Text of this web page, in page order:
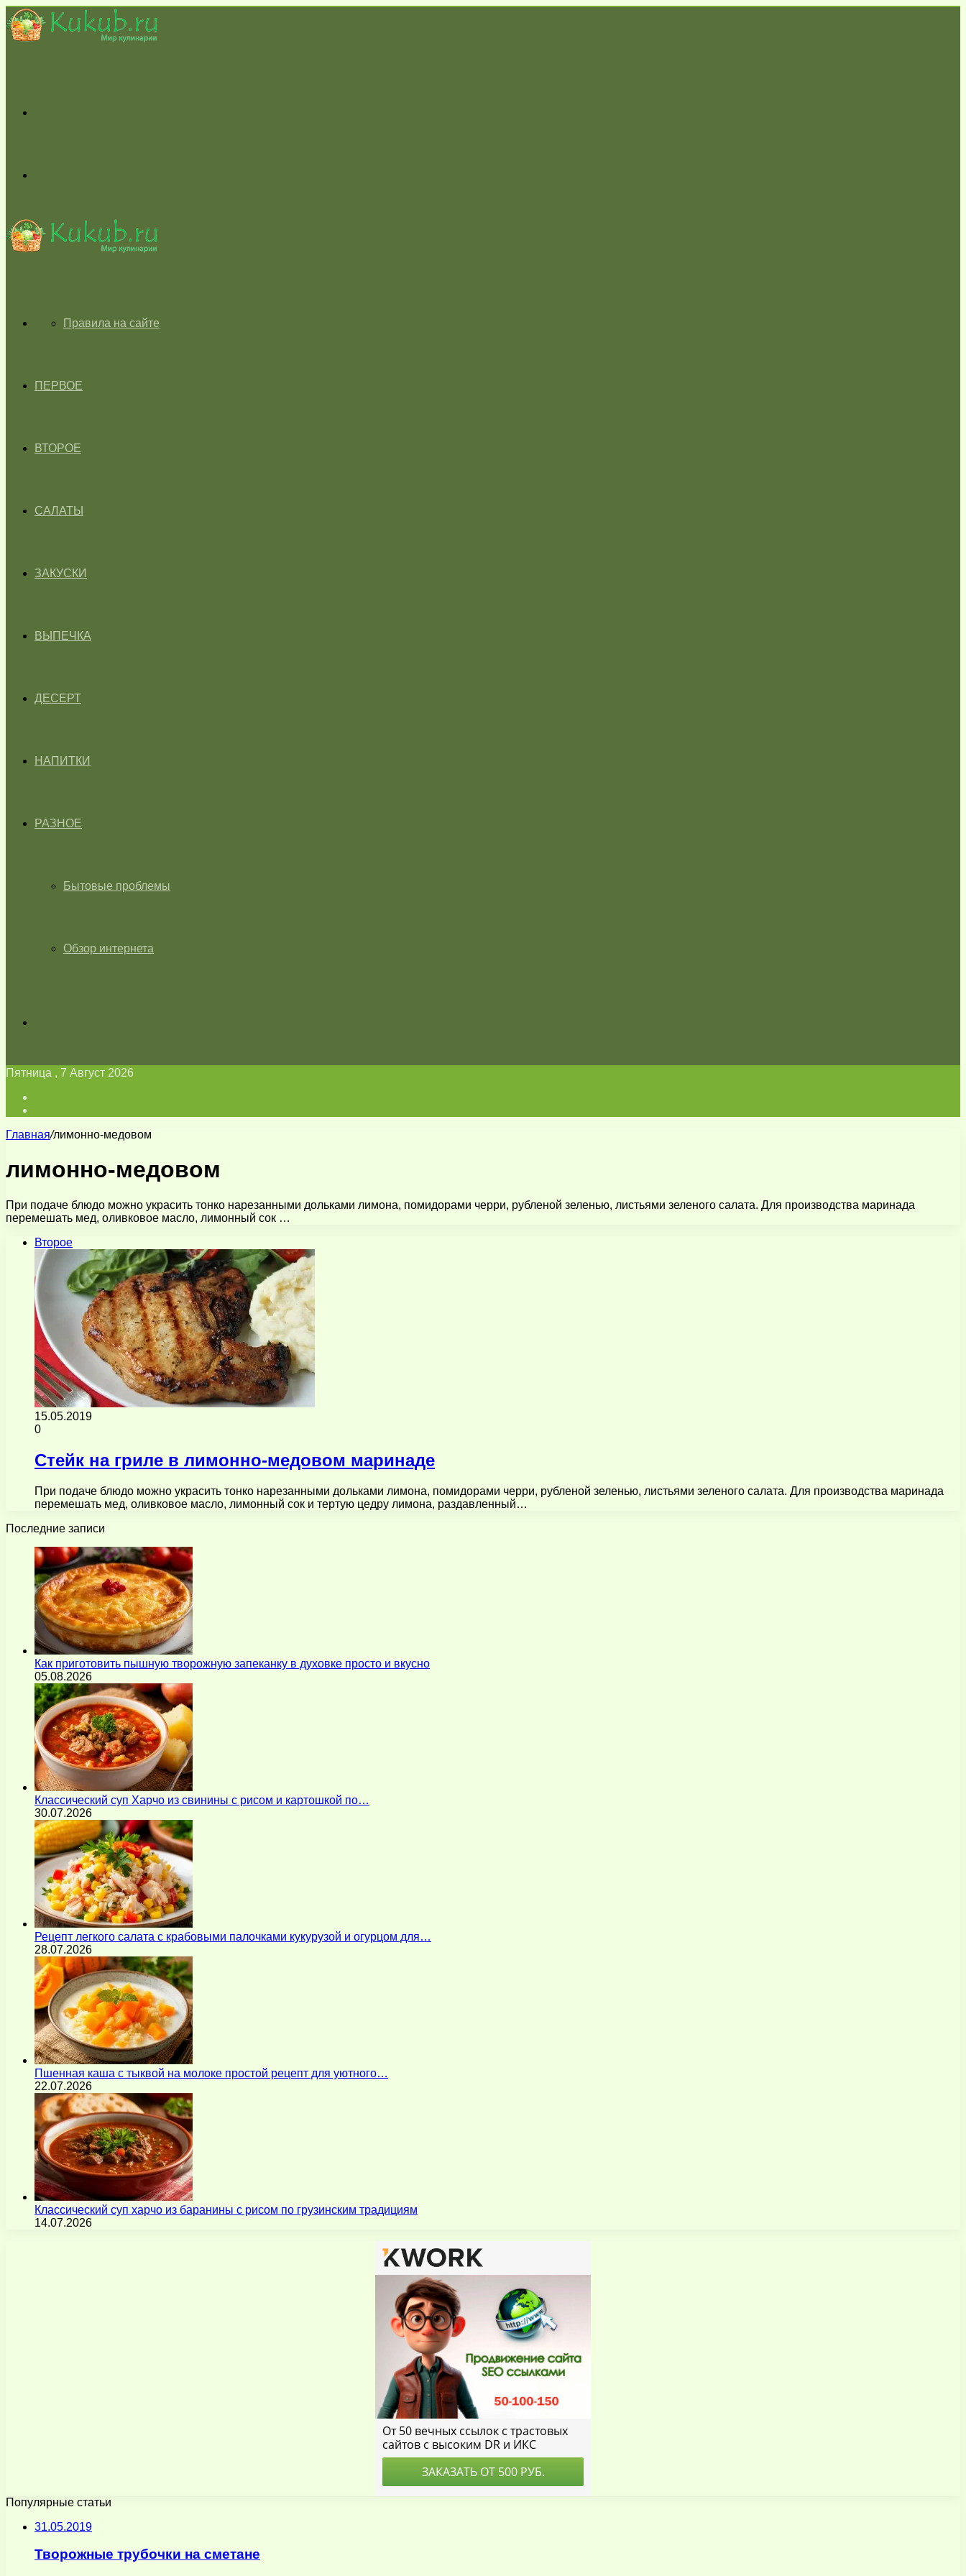
skin
ГЛАВНАЯПравила на сайте
ПЕРВОЕ
ВТОРОЕ
САЛАТЫ
ЗАКУСКИ
ВЫПЕЧКА
ДЕСЕРТ
НАПИТКИ
РАЗНОЕ
Бытовые проблемы
Обзор интернета
Пятница , 7 Август 2026
Главная/лимонно-медовом
лимонно-медовом
При подаче блюдо можно украсить тонко нарезанными дольками лимона, помидорами черри, рубленой зеленью, листьями зеленого салата. Для производства маринада
перемешать мед, оливковое масло, лимонный сок …
Второе
15.05.2019
0
Стейк на гриле в лимонно-медовом маринаде
При подаче блюдо можно украсить тонко нарезанными дольками лимона, помидорами черри, рубленой зеленью, листьями зеленого салата. Для производства маринада
перемешать мед, оливковое масло, лимонный сок и тертую цедру лимона, раздавленный…
Последние записи
Как приготовить пышную творожную запеканку в духовке просто и вкусно
05.08.2026
Классический суп Харчо из свинины с рисом и картошкой по…
30.07.2026
Рецепт легкого салата с крабовыми палочками кукурузой и огурцом для…
28.07.2026
Пшенная каша с тыквой на молоке простой рецепт для уютного…
22.07.2026
Классический суп харчо из баранины с рисом по грузинским традициям
14.07.2026
Популярные статьи
31.05.2019
Творожные трубочки на сметане